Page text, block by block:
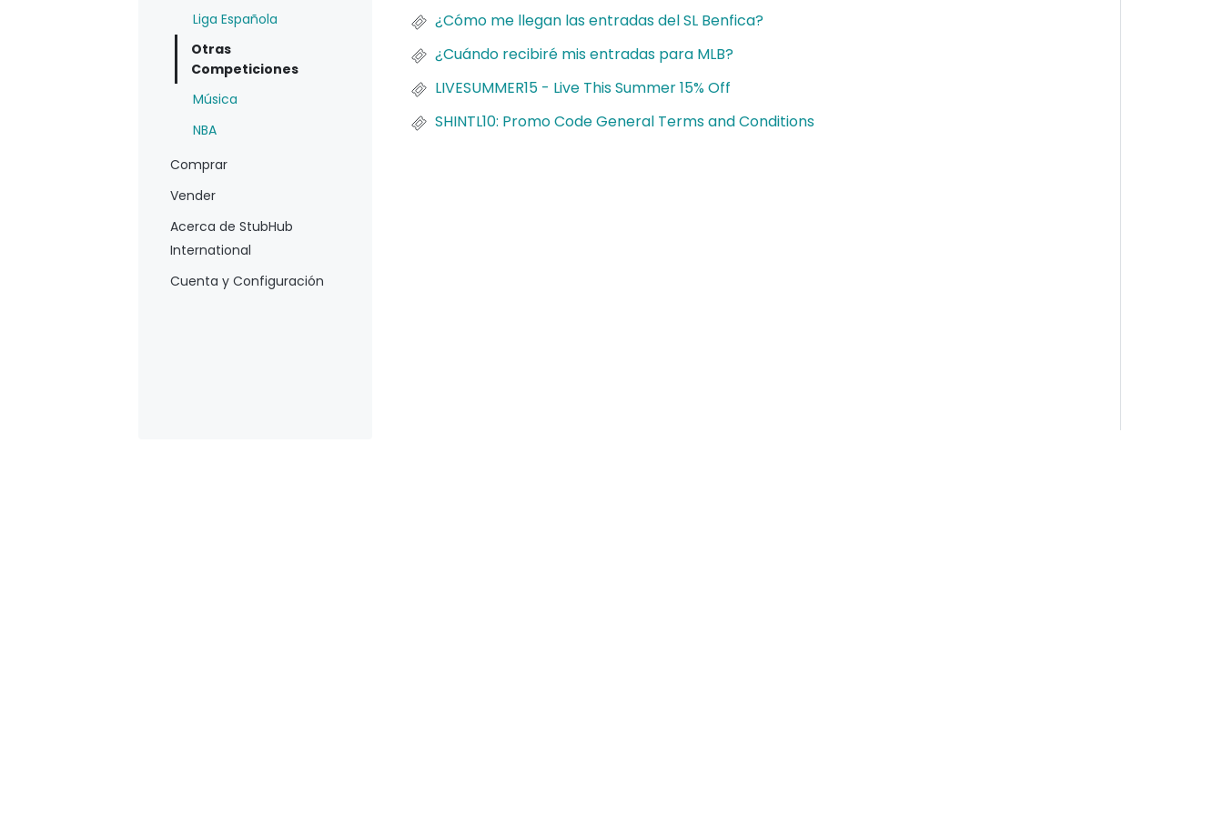
Liga Española
Otras
Competiciones
Música
NBA
Comprar
Vender
Acerca de StubHub
International
Cuenta y Configuración
¿Cómo me llegan las entradas del SL Benfica?
¿Cuándo recibiré mis entradas para MLB?
LIVESUMMER15 - Live This Summer 15% Off
SHINTL10: Promo Code General Terms and Conditions